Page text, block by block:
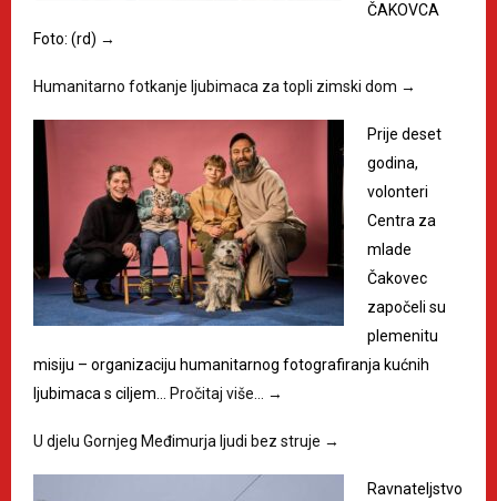
ČAKOVCA
Foto: (rd) →
Humanitarno fotkanje ljubimaca za topli zimski dom →
Prije deset
godina,
volonteri
Centra za
mlade
Čakovec
započeli su
plemenitu
misiju – organizaciju humanitarnog fotografiranja kućnih
ljubimaca s ciljem…
Pročitaj više… →
U djelu Gornjeg Međimurja ljudi bez struje →
Ravnateljstvo